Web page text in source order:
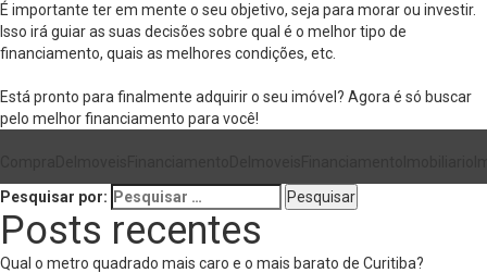
É importante ter em mente o seu objetivo, seja para morar ou investir.
Isso irá guiar as suas decisões sobre qual é o melhor tipo de
financiamento, quais as melhores condições, etc.
Está pronto para finalmente adquirir o seu imóvel? Agora é só buscar
pelo melhor financiamento para você!
Pesquisar por:
Posts recentes
Qual o metro quadrado mais caro e o mais barato de Curitiba?